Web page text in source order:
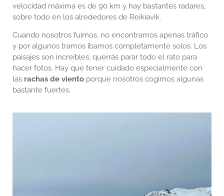
velocidad máxima es de 90 km y hay bastantes radares,
sobre todo en los alrededores de Reikiavik.
Cuando nosotros fuimos, no encontramos apenas tráfico
y por algunos tramos íbamos completamente solos. Los
paisajes son increíbles, querrás parar todo el rato para
hacer fotos. Hay que tener cuidado especialmente con
las rachas de viento porque nosotros cogimos algunas
bastante fuertes.